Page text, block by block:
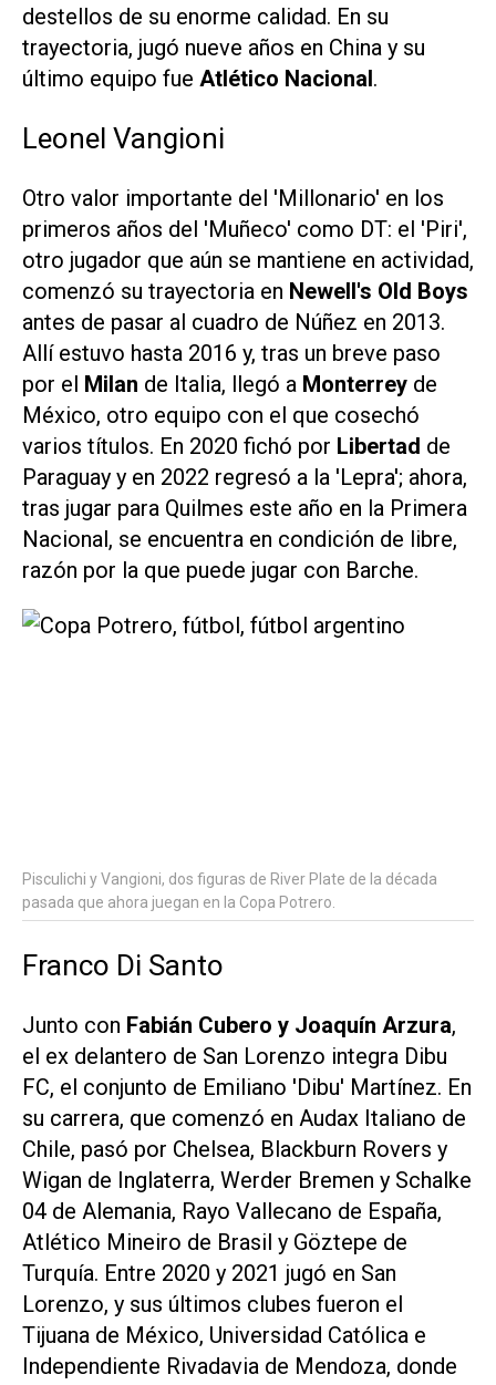
destellos de su enorme calidad. En su
trayectoria, jugó nueve años en China y su
último equipo fue Atlético Nacional .
Leonel Vangioni
Otro valor importante del 'Millonario' en los
primeros años del 'Muñeco' como DT: el 'Piri',
otro jugador que aún se mantiene en actividad,
comenzó su trayectoria en Newell's Old Boys
antes de pasar al cuadro de Núñez en 2013.
Allí estuvo hasta 2016 y, tras un breve paso
por el Milan de Italia, llegó a Monterrey de
México, otro equipo con el que cosechó
varios títulos. En 2020 fichó por Libertad de
Paraguay y en 2022 regresó a la 'Lepra'; ahora,
tras jugar para Quilmes este año en la Primera
Nacional, se encuentra en condición de libre,
razón por la que puede jugar con Barche.
Pisculichi y Vangioni, dos figuras de River Plate de la década
pasada que ahora juegan en la Copa Potrero.
Franco Di Santo
Junto con Fabián Cubero y Joaquín Arzura,
el ex delantero de San Lorenzo integra Dibu
FC, el conjunto de Emiliano 'Dibu' Martínez. En
su carrera, que comenzó en Audax Italiano de
Chile, pasó por Chelsea, Blackburn Rovers y
Wigan de Inglaterra, Werder Bremen y Schalke
04 de Alemania, Rayo Vallecano de España,
Atlético Mineiro de Brasil y Göztepe de
Turquía. Entre 2020 y 2021 jugó en San
Lorenzo, y sus últimos clubes fueron el
Tijuana de México, Universidad Católica e
Independiente Rivadavia de Mendoza, donde